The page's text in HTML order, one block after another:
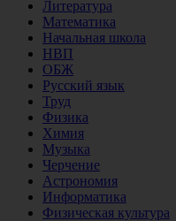
Литература
Математика
Начальная школа
НВП
ОБЖ
Русский язык
Труд
Физика
Химия
Музыка
Черчение
Астрономия
Информатика
Физическая культура